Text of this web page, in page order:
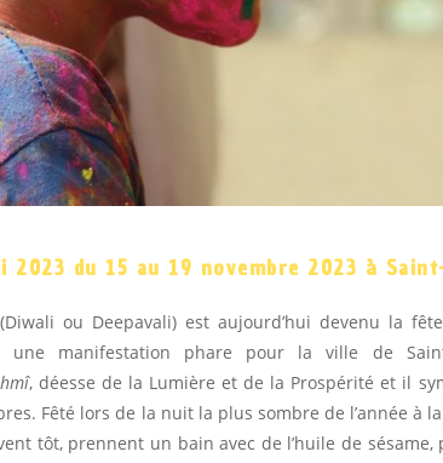
2023 du 15 au 19 novembre 2023 à
ou Deepavali) est aujourd’hui devenu la
une manifestation phare pour la ville de
, déesse de la Lumière et de la Prospérité et il
Fêté lors de la nuit la plus sombre de l’année à
tôt, prennent un bain avec de l’huile de